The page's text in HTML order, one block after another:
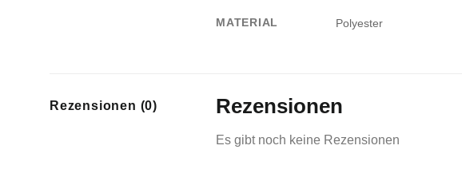
MATERIAL Polyester
Rezensionen (0) Rezensionen
Es gibt noch keine Rezensionen